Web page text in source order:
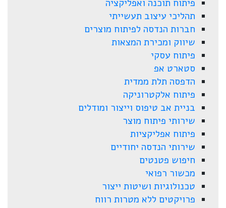
פיתוח תוכנה ואפליקציה
תהליכי עיצוב תעשייתי
חברות הנדסה לפיתוח מוצרים
שיווק ומכירת המצאות
פיתוח עסקי
סטארט אפ
הדפסה תלת ממדית
פיתוח אלקטרוניקה
בניית אב טיפוס וייצור ומודלים
שירותי פיתוח מוצר
פיתוח אפליקציות
שירותי הנדסה יחודיים
חיפוש פטנטים
מכשור רפואי
טכנולוגיות ושיטות ייצור
פרויקטים ללא מטרות רווח